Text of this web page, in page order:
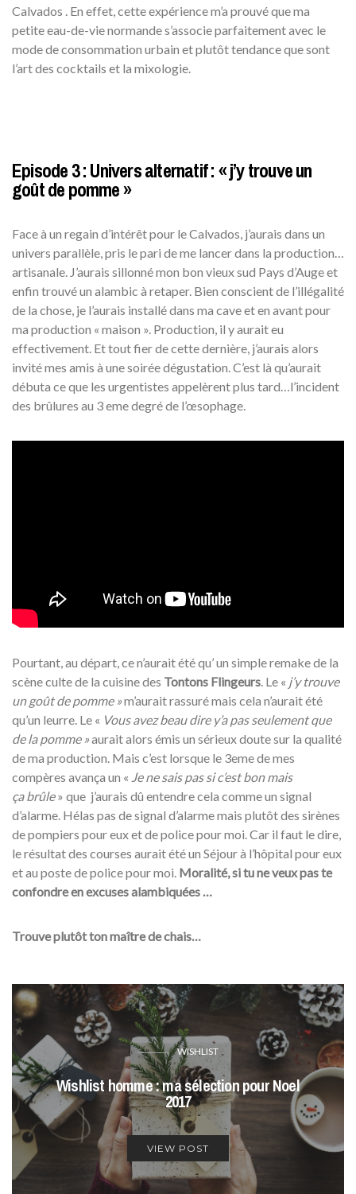
Calvados . En effet, cette expérience m’a prouvé que ma
petite eau-de-vie normande s’associe parfaitement avec le
mode de consommation urbain et plutôt tendance que sont
l’art des cocktails et la mixologie.
Episode 3 : Univers alternatif : « j’y trouve un
goût de pomme »
Face à un regain d’intérêt pour le Calvados, j’aurais dans un
univers parallèle, pris le pari de me lancer dans la production…
artisanale. J’aurais sillonné mon bon vieux sud Pays d’Auge et
enfin trouvé un alambic à retaper. Bien conscient de l’illégalité
de la chose, je l’aurais installé dans ma cave et en avant pour
ma production « maison ». Production, il y aurait eu
effectivement. Et tout fier de cette dernière, j’aurais alors
invité mes amis à une soirée dégustation. C’est là qu’aurait
débuta ce que les urgentistes appelèrent plus tard…l’incident
des brûlures au 3 eme degré de l’œsophage.
Pourtant, au départ, ce n’aurait été qu’ un simple remake de la
scène culte de la cuisine des Tontons Flingeurs. Le « j’y trouve
un goût de pomme »m’aurait rassuré mais cela n’aurait été
qu’un leurre. Le « Vous avez beau dire y’a pas seulement que
de la pomme »aurait alors émis un sérieux doute sur la qualité
de ma production. Mais c’est lorsque le 3eme de mes
compères avança un « Je ne sais pas si c’est bon mais
çabrûle» que j’aurais dû entendre cela comme un signal
d’alarme. Hélas pas de signal d’alarme mais plutôt des sirènes
de pompiers pour eux et de police pour moi. Car il faut le dire,
le résultat des courses aurait été un Séjour à l’hôpital pour eux
et au poste de police pour moi. Moralité, si tu ne veux pas te
confondre en excuses alambiquées …
Trouve plutôt ton maître de chais…
WISHLIST
Wishlist homme : ma sélection pour Noel
2017
VIEW POST